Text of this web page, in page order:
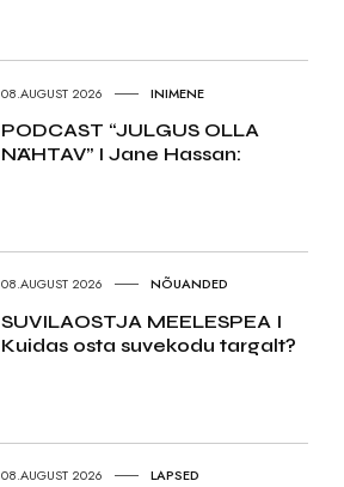
08.AUGUST 2026 INIMENE
PODCAST “JULGUS OLLA
NÄHTAV” I Jane Hassan:
08.AUGUST 2026 NÕUANDED
SUVILAOSTJA MEELESPEA I
Kuidas osta suvekodu targalt?
08.AUGUST 2026 LAPSED